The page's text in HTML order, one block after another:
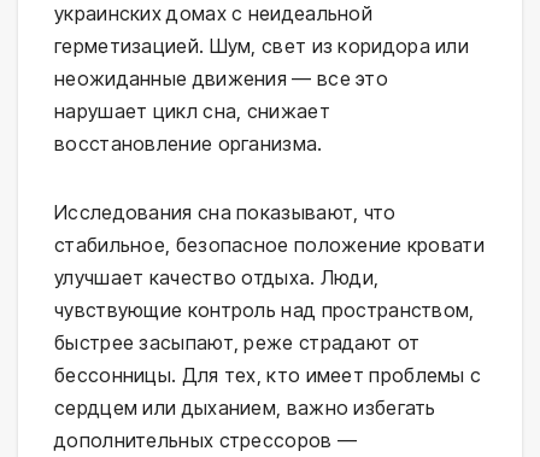
украинских домах с неидеальной
герметизацией. Шум, свет из коридора или
неожиданные движения — все это
нарушает цикл сна, снижает
восстановление организма.
Исследования сна показывают, что
стабильное, безопасное положение кровати
улучшает качество отдыха. Люди,
чувствующие контроль над пространством,
быстрее засыпают, реже страдают от
бессонницы. Для тех, кто имеет проблемы с
сердцем или дыханием, важно избегать
дополнительных стрессоров —